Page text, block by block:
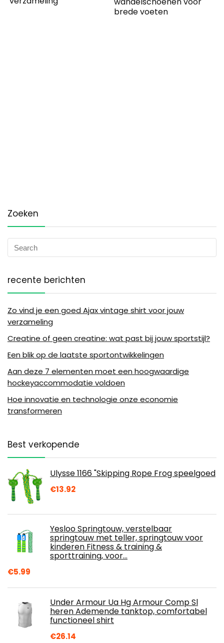
brede voeten
Zoeken
recente berichten
Zo vind je een goed Ajax vintage shirt voor jouw
verzameling
Creatine of geen creatine: wat past bij jouw sportstijl?
Een blik op de laatste sportontwikkelingen
Aan deze 7 elementen moet een hoogwaardige
hockeyaccommodatie voldoen
Hoe innovatie en technologie onze economie
transformeren
Best verkopende
Ulysse 1166 "Skipping Rope Frog speelgoed
€13.92
Yesloo Springtouw, verstelbaar
springtouw met teller, springtouw voor
kinderen Fitness & training &
sporttraining, voor…
€5.99
Under Armour Ua Hg Armour Comp Sl
heren Ademende tanktop, comfortabel
functioneel shirt
€26.14